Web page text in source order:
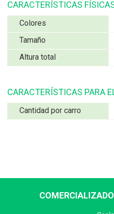
CARACTERÍSTICAS
Colores
Tamaño
Altura total
CARACTERÍSTICAS PARA
Cantidad por carro